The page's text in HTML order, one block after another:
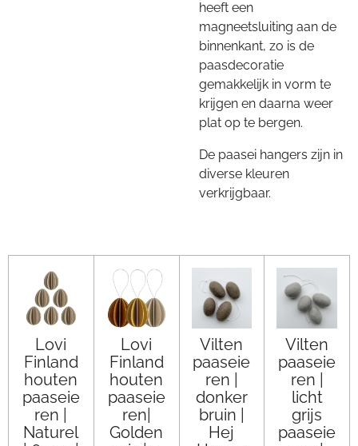
heeft een
magneetsluiting aan de
binnenkant, zo is de
paasdecoratie
gemakkelijk in vorm te
krijgen en daarna weer
plat op te bergen.
De paasei hangers zijn in
diverse kleuren
verkrijgbaar.
Lovi
Finland
houten
paaseie
ren |
Naturel
Lovi
Finland
houten
paaseie
ren|
Golden
Vilten
paaseie
ren |
donker
bruin |
Hej
Vilten
paaseie
ren |
licht
grijs
paaseie